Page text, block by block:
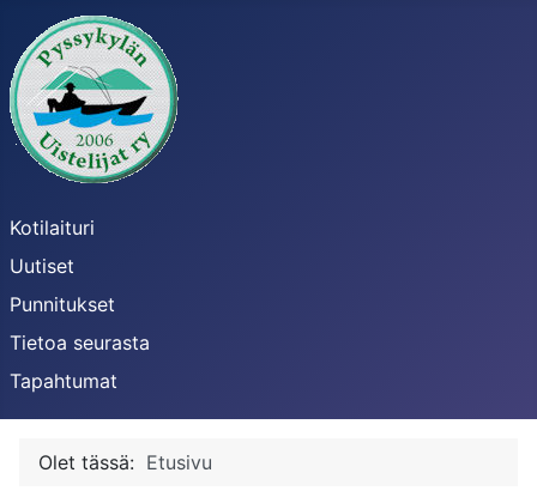
Kotilaituri
Uutiset
Punnitukset
Tietoa seurasta
Tapahtumat
Olet tässä: Etusivu